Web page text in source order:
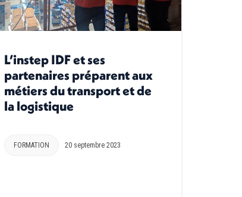
L’instep IDF et ses
partenaires préparent aux
métiers du transport et de
la logistique
FORMATION 20 septembre 2023